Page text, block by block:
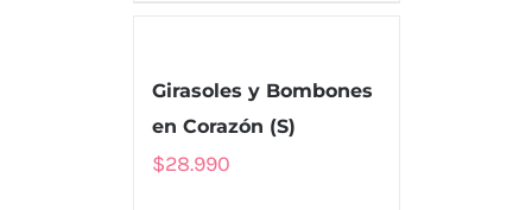
Girasoles y Bombones
en Corazón (S)
$28.990